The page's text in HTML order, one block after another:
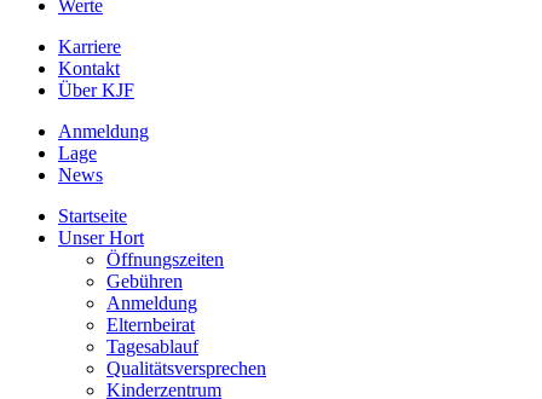
Werte
Karriere
Kontakt
Über KJF
Anmeldung
Lage
News
Startseite
Unser Hort
Öffnungszeiten
Gebühren
Anmeldung
Elternbeirat
Tagesablauf
Qualitätsversprechen
Kinderzentrum